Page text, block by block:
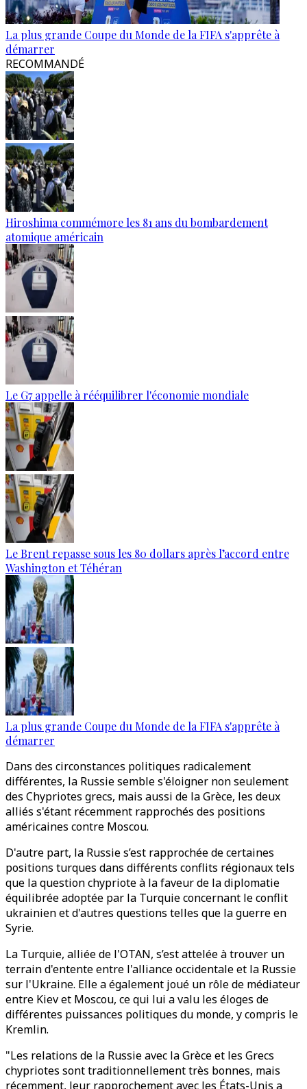
La plus grande Coupe du Monde de la FIFA s'apprête à
démarrer
RECOMMANDÉ
Hiroshima commémore les 81 ans du bombardement
atomique américain
Le G7 appelle à rééquilibrer l'économie mondiale
Le Brent repasse sous les 80 dollars après l’accord entre
Washington et Téhéran
La plus grande Coupe du Monde de la FIFA s'apprête à
démarrer
Dans des circonstances politiques radicalement
différentes, la Russie semble s'éloigner non seulement
des Chypriotes grecs, mais aussi de la Grèce, les deux
alliés s'étant récemment rapprochés des positions
américaines contre Moscou.
D'autre part, la Russie s’est rapprochée de certaines
positions turques dans différents conflits régionaux tels
que la question chypriote à la faveur de la diplomatie
équilibrée adoptée par la Turquie concernant le conflit
ukrainien et d'autres questions telles que la guerre en
Syrie.
La Turquie, alliée de l'OTAN, s’est attelée à trouver un
terrain d'entente entre l'alliance occidentale et la Russie
sur l'Ukraine. Elle a également joué un rôle de médiateur
entre Kiev et Moscou, ce qui lui a valu les éloges de
différentes puissances politiques du monde, y compris le
Kremlin.
"Les relations de la Russie avec la Grèce et les Grecs
chypriotes sont traditionnellement très bonnes, mais
récemment, leur rapprochement avec les États-Unis a